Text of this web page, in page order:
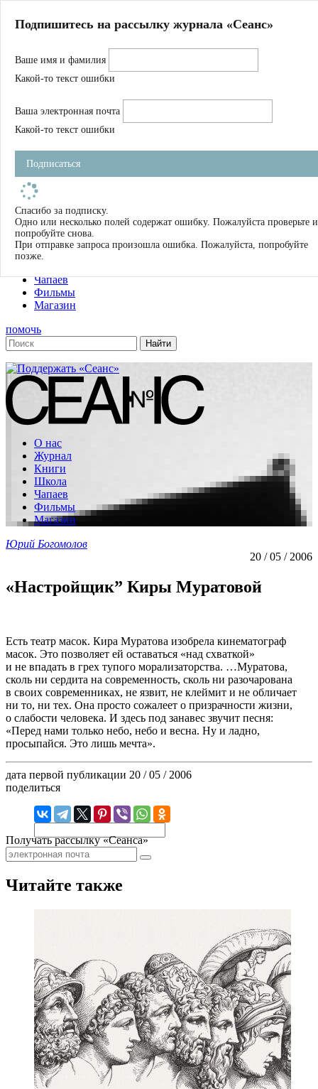
Магазин
Журнал
Школа
Устав
Фильмы
Имена
Тэги
О нас
Журнал
Книги
Чапаев
Фильмы
Магазин
помочь
О нас
Журнал
Книги
Школа
Чапаев
Фильмы
Магазин
Юрий Богомолов
20 / 05 / 2006
«Настройщик” Киры Муратовой
Есть театр масок. Кира Муратова изобрела кинематограф
масок. Это позволяет ей оставаться «над схваткой»
и не впадать в грех тупого морализаторства. …Муратова,
сколь ни сердита на современность, сколь ни разочарована
в своих современниках, не язвит, не клеймит и не обличает
ни то, ни тех. Она просто сожалеет о призрачности жизни,
о слабости человека. И здесь под занавес звучит песня:
«Перед нами только небо, небо и весна. Ну и ладно,
просыпайся. Это лишь мечта».
дата первой публикации 20 / 05 / 2006
поделиться
Получать рассылку «Сеанса»
Читайте также
Подпишитесь на рассылку журнала «Сеанс»
Ваше имя и фамилия
Какой-то текст ошибки
Ваша электронная почта
Какой-то текст ошибки
Подписаться
Спасибо за подписку.
Одно или несколько полей содержат ошибку. Пожалуйста проверьте и
попробуйте снова.
При отправке запроса произошла ошибка. Пожалуйста, попробуйте
позже.